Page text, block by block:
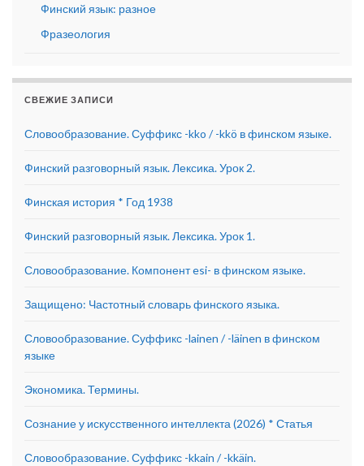
Финский язык: разное
Фразеология
СВЕЖИЕ ЗАПИСИ
Словообразование. Суффикс -kko / -kkö в финском языке.
Финский разговорный язык. Лексика. Урок 2.
Финская история * Год 1938
Финский разговорный язык. Лексика. Урок 1.
Словообразование. Компонент esi- в финском языке.
Защищено: Частотный словарь финского языка.
Словообразование. Суффикс -lainen / -läinen в финском
языке
Экономика. Термины.
Сознание у искусственного интеллекта (2026) * Статья
Словообразование. Суффикс -kkain / -kkäin.